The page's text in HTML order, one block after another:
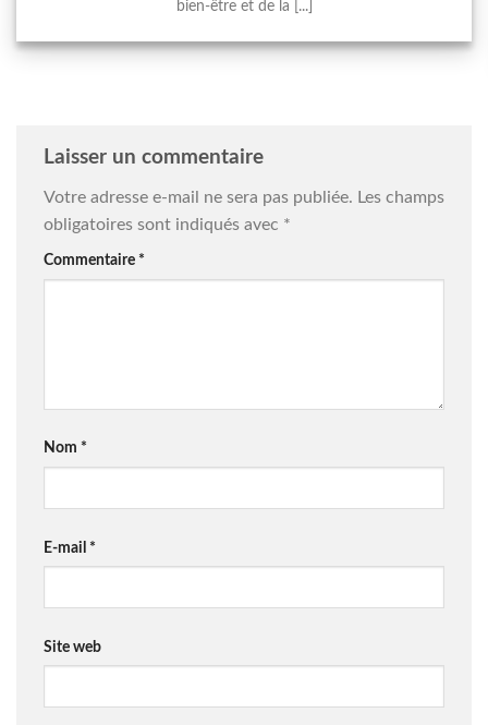
bien-être et de la [...]
Laisser un commentaire
Votre adresse e-mail ne sera pas publiée. Les champs
obligatoires sont indiqués avec *
Commentaire *
Nom *
E-mail *
Site web